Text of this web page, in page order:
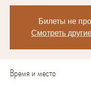
Билеты не
Смотреть
Время и место